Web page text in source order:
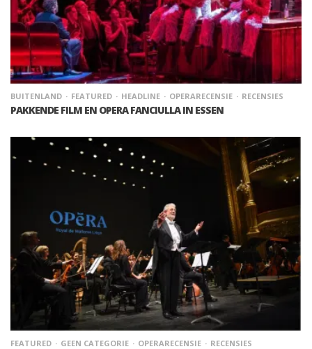
BUITENLAND FEATURED HEADLINE OPERARECENSIE RECENSIES
PAKKENDE FILM EN OPERA FANCIULLA IN ESSEN
FEATURED GEEN CATEGORIE OPERARECENSIE RECENSIES